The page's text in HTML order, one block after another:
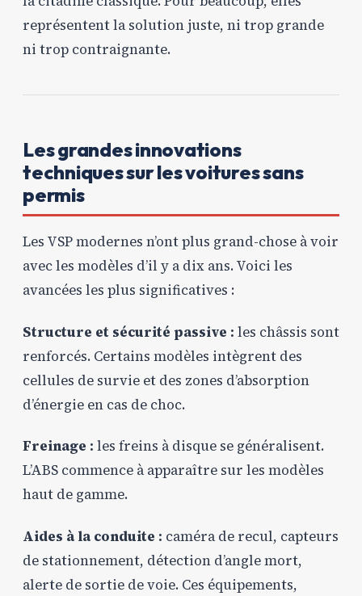
représentent la solution juste, ni trop grande
ni trop contraignante.
Les grandes innovations
techniques sur les voitures sans
permis
Les VSP modernes n’ont plus grand-chose à voir
avec les modèles d’il y a dix ans. Voici les
avancées les plus significatives :
Structure et sécurité passive : les châssis sont
renforcés. Certains modèles intègrent des
cellules de survie et des zones d’absorption
d’énergie en cas de choc.
Freinage : les freins à disque se généralisent.
L’ABS commence à apparaître sur les modèles
haut de gamme.
Aides à la conduite : caméra de recul, capteurs
de stationnement, détection d’angle mort,
alerte de sortie de voie. Ces équipements,